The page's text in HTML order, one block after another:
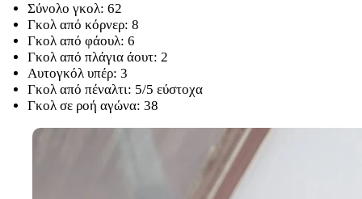
Σύνολο γκολ: 62
Γκολ από κόρνερ: 8
Γκολ από φάουλ: 6
Γκολ από πλάγια άουτ: 2
Αυτογκόλ υπέρ: 3
Γκολ από πέναλτι: 5/5 εύστοχα
Γκολ σε ροή αγώνα: 38